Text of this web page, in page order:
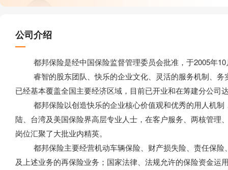
公司介绍
都邦保险是经中国保险监督管理委员会批准，于2005年10
睿智的股东团队、快乐的企业文化、灵活的服务机制、务
已经基本覆盖全国主要经济区域，目前已开业和在筹建分公司
都邦保险以创造快乐的企业核心价值观和优秀的用人机制
陆、台湾及美国保险界高层专业人士，在客户服务、两核管理
岗位汇聚了大批业内精英。
都邦保险主要经营机动车辆保险、财产损失险、责任保险
及上述业务的再保险业务；国家法律、法规允许的保险资金运